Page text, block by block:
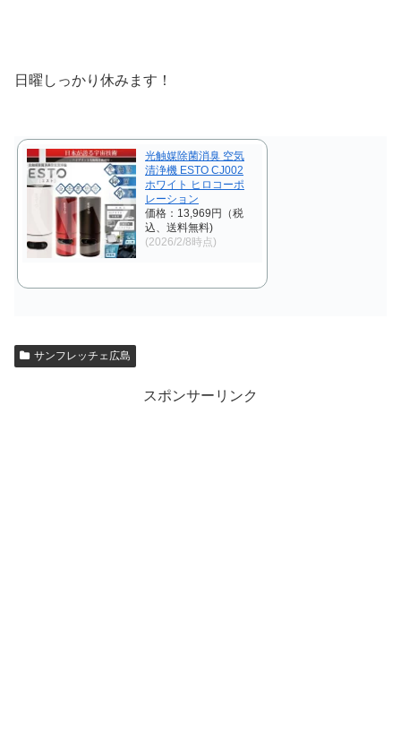
日曜しっかり休みます！
光触媒除菌消臭 空気
清浄機 ESTO CJ002
ホワイト ヒロコーポ
レーション
価格：13,969円（税
込、送料無料)
(2026/2/8時点)
サンフレッチェ広島
スポンサーリンク